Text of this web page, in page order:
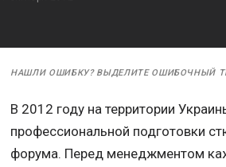
НАШЛИ ОШИБКУ? ВЫДЕЛИТЕ ОШИБОЧНЫЙ
В 2012 году на территории
профессиональной подготовки
форума. Перед менеджментом